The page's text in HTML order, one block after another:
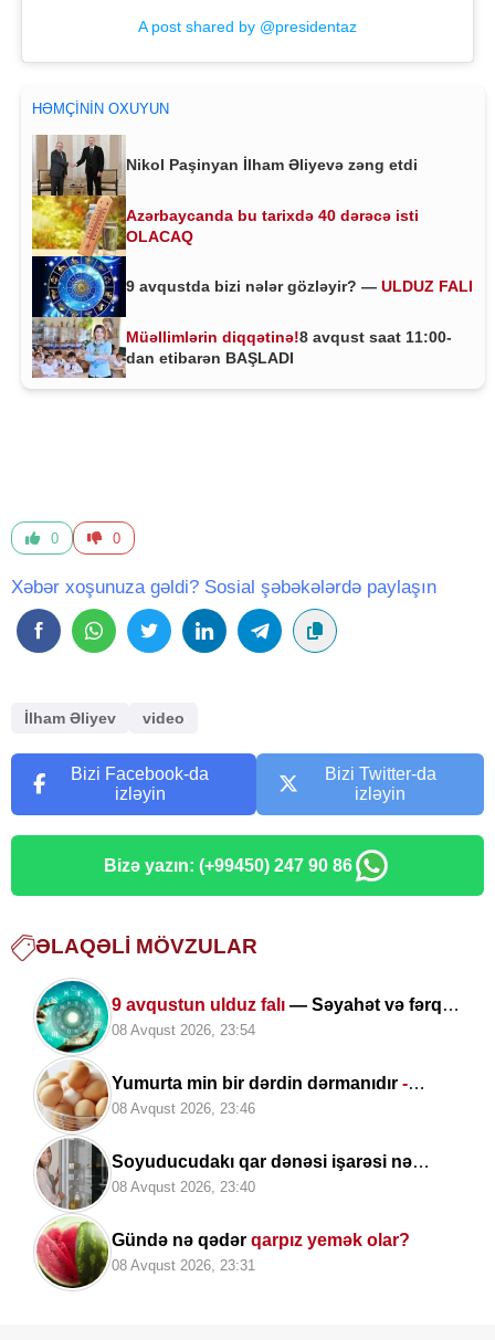
A post shared by @presidentaz
HƏMÇININ OXUYUN
Nikol Paşinyan İlham Əliyevə zəng etdi
Azərbaycanda bu tarixdə 40 dərəcə isti
OLACAQ
9 avqustda bizi nələr gözləyir? — ULDUZ FALI
Müəllimlərin diqqətinə!8 avqust saat 11:00-
dan etibarən BAŞLADI
0 0
Xəbər xoşunuza gəldi? Sosial şəbəkələrdə paylaşın
İlham Əliyev video
Bizi Facebook-da
izləyin
Bizi Twitter-da
izləyin
Bizə yazın: (+99450) 247 90 86
ƏLAQƏLI MÖVZULAR
9 avqustun ulduz falı — Səyahət və fərqli
təcrübələr üçün uğurlu gündür
08 Avqust 2026, 23:54
Yumurta min bir dərdin dərmanıdır -
ARAŞDIRMA
08 Avqust 2026, 23:46
Soyuducudakı qar dənəsi işarəsi nə
deməkdir? - Çoxları ondan istifadə edə
bilmir
08 Avqust 2026, 23:40
Gündə nə qədər qarpız yemək olar?
08 Avqust 2026, 23:31